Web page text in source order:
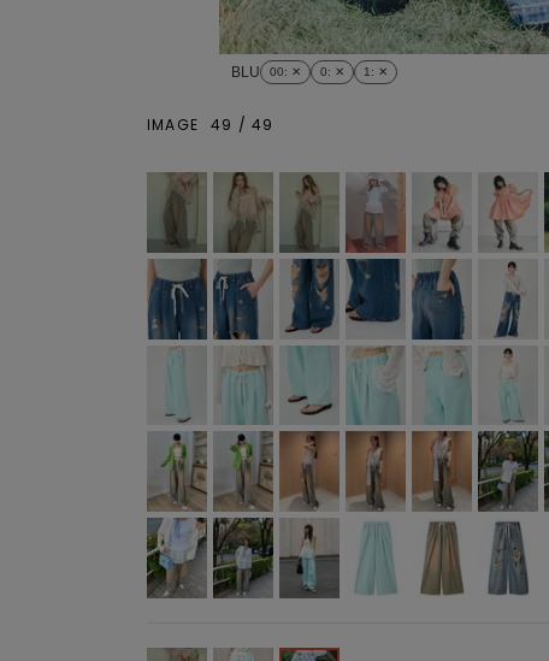
BLU 00: ✕ 0: ✕ 1 : ✕
IMAGE 49 /49